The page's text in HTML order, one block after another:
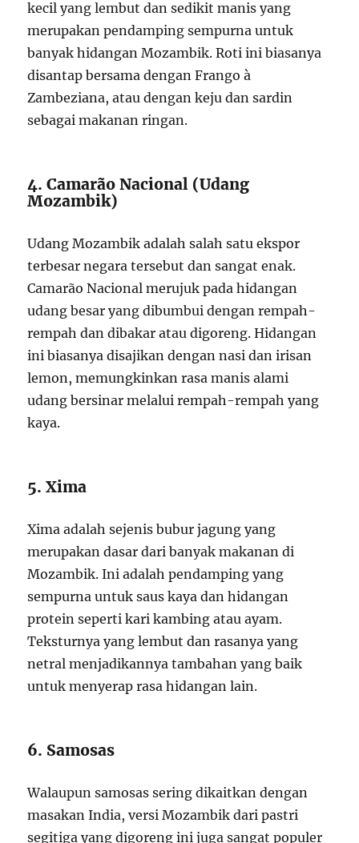
kecil yang lembut dan sedikit manis yang
merupakan pendamping sempurna untuk
banyak hidangan Mozambik. Roti ini biasanya
disantap bersama dengan Frango à
Zambeziana, atau dengan keju dan sardin
sebagai makanan ringan.
4. Camarão Nacional (Udang
Mozambik)
Udang Mozambik adalah salah satu ekspor
terbesar negara tersebut dan sangat enak.
Camarão Nacional merujuk pada hidangan
udang besar yang dibumbui dengan rempah-
rempah dan dibakar atau digoreng. Hidangan
ini biasanya disajikan dengan nasi dan irisan
lemon, memungkinkan rasa manis alami
udang bersinar melalui rempah-rempah yang
kaya.
5. Xima
Xima adalah sejenis bubur jagung yang
merupakan dasar dari banyak makanan di
Mozambik. Ini adalah pendamping yang
sempurna untuk saus kaya dan hidangan
protein seperti kari kambing atau ayam.
Teksturnya yang lembut dan rasanya yang
netral menjadikannya tambahan yang baik
untuk menyerap rasa hidangan lain.
6. Samosas
Walaupun samosas sering dikaitkan dengan
masakan India, versi Mozambik dari pastri
segitiga yang digoreng ini juga sangat populer